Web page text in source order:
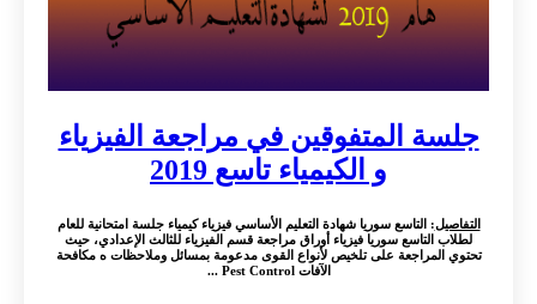
جلسة المتفوقين في مراجعة الفيزياء
و الكيمياء تاسع 2019
التفاصيل: التاسع سوريا شهادة التعليم الأساسي فيزياء كيمياء جلسة امتحانية للعام
لطلاب التاسع سوريا فيزياء أوراق مراجعة قسم الفيزياء للثالث الإعدادي، حيث
تحتوي المراجعة على تلخيص لأنواع القوى مدعومة بمسائل وملاحظات ه مكافحة
الآفات Pest Control ...